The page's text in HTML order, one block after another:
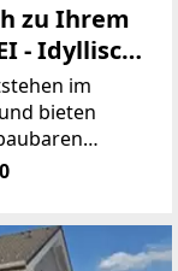
zu Ihrem
- Idyllisch
im
bieten
In
eine herrliche